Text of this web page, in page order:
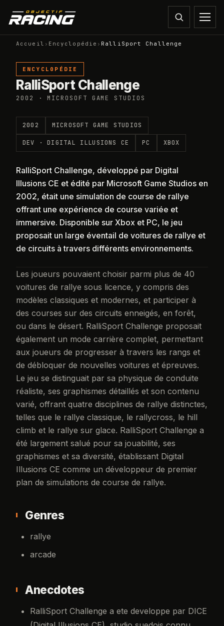
Accueil › Encyclopédie › RalliSport Challenge
ENCYCLOPÉDIE
RalliSport Challenge
2002 · MICROSOFT GAME STUDIOS
2002 MICROSOFT GAME STUDIOS
DEV ·DIGITAL ILLUSIONS CE PC XBOX
RalliSport Challenge, développé par Digital
Illusions CE et édité par Microsoft Game Studios en
2002, était une simulation de course de rallye
offrant une expérience de course variée et
immersive. Disponible sur Xbox et PC, le jeu
proposait un large éventail de voitures de rallye et
de circuits à travers différents environnements.
Les joueurs pouvaient choisir parmi plus de 40
voitures de rallye sous licence, y compris des
modèles classiques et modernes, et participer à
des courses sur des circuits enneigés, en forêt,
ou dans le désert. RalliSport Challenge proposait
également un mode carrière complet, permettant
aux joueurs de progresser à travers les rangs et
de débloquer de nouvelles voitures et épreuves.
Le jeu se distinguait par sa physique de conduite
réaliste, ses graphismes détaillés et son contenu
varié, offrant quatre disciplines de rallye distinctes,
telles que le rallye classique, le rallycross, le hill
climb et le rallye sur glace. RalliSport Challenge a
été largement salué pour sa jouabilité, ses
graphismes et sa diversité, établissant Digital
Illusions CE comme un développeur de premier
plan de simulations de course de rallye.
Genres
rallye
arcade
Anecdotes
RalliSport Challenge a ete developpe par DICE